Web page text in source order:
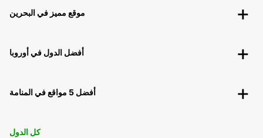
موقع مميز في البحرين
أفضل الدول في أوروبا
أفضل 5 مواقع في المنامة
كل الدول